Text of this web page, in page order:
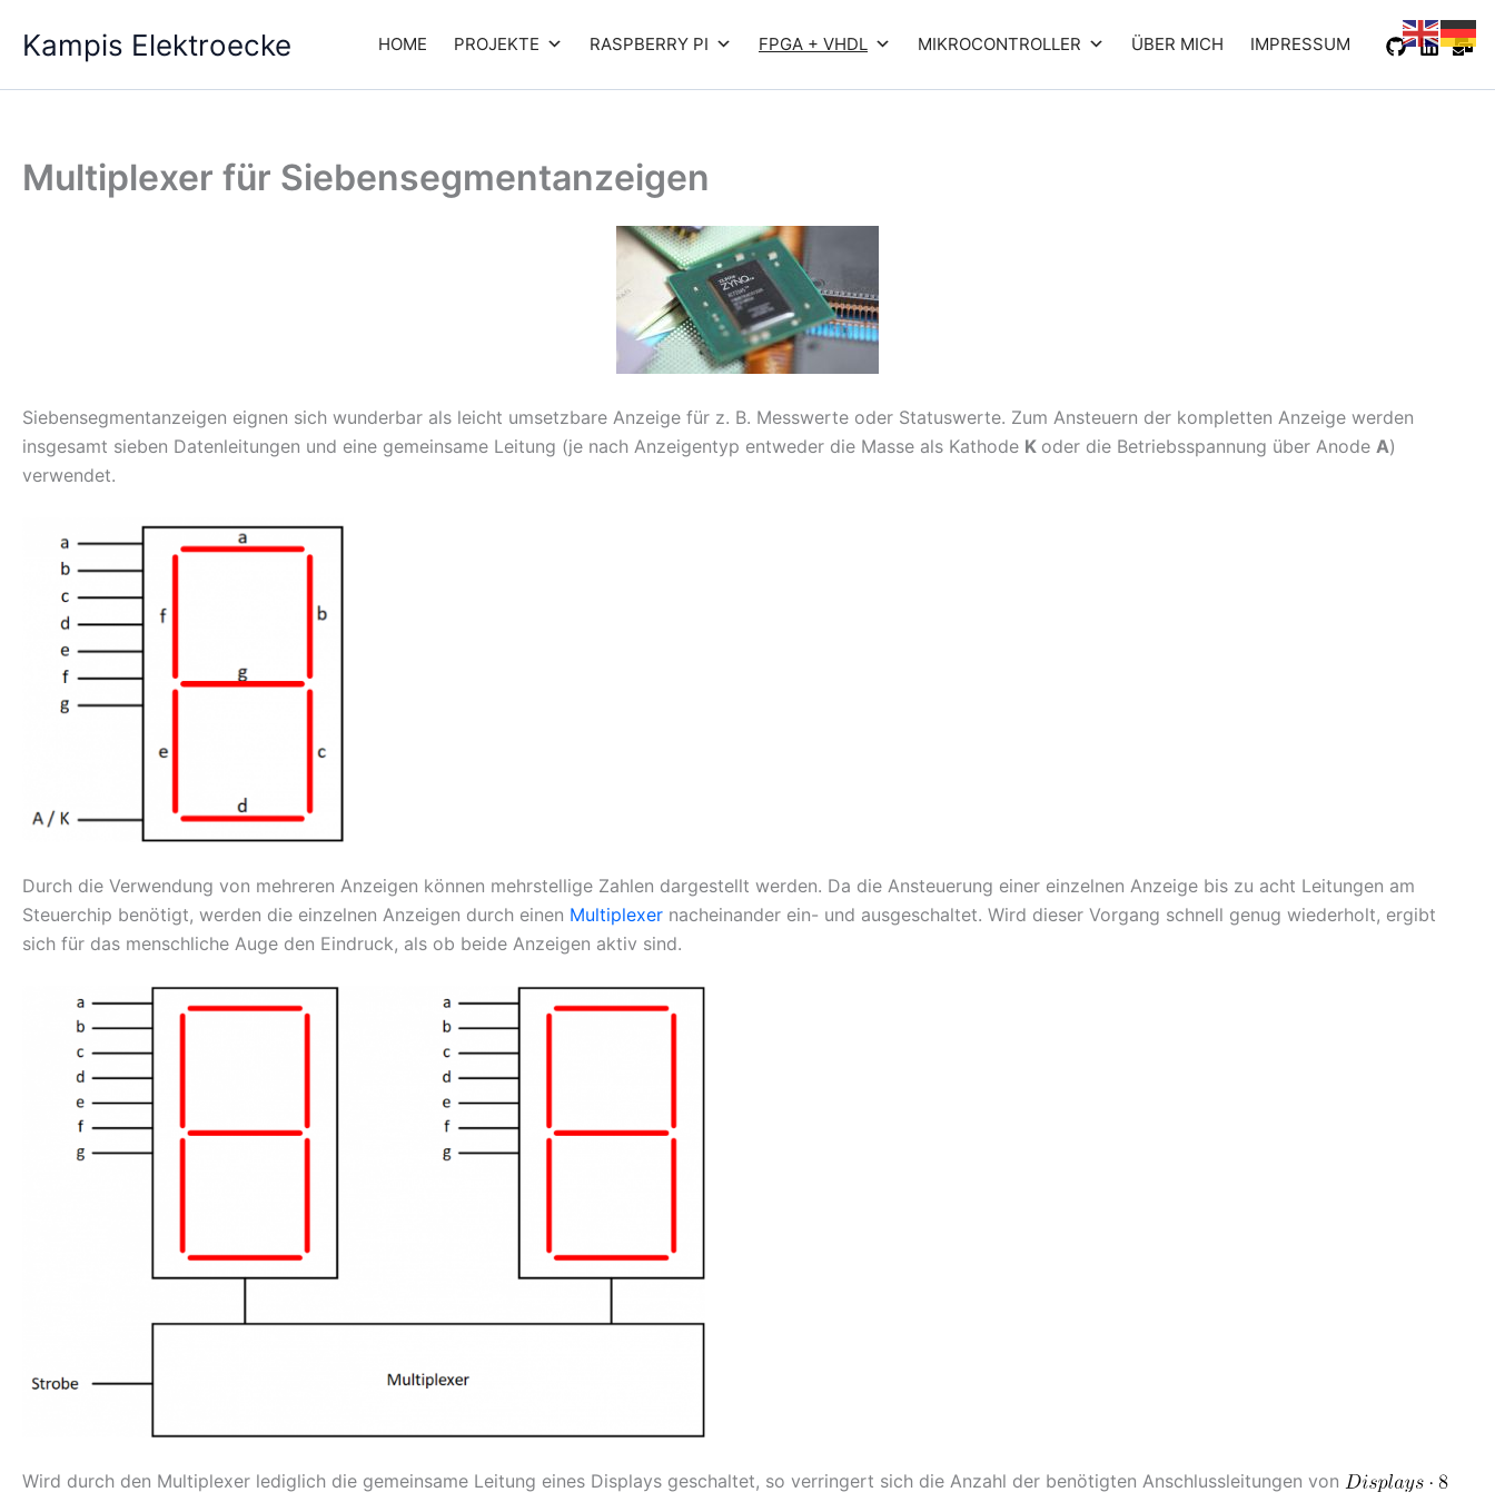
InhaltKampis Elektroecke HOME PROJEKTE RASPBERRY PI FPGA + VHDL MIKROCONTROLLER ÜBER MICH IMPRESSUM
Multiplexer für Siebensegmentanzeigen
Siebensegmentanzeigen eignen sich wunderbar als leicht umsetzbare Anzeige für z. B. Messwerte oder Statuswerte. Zum Ansteuern der kompletten Anzeige werden
insgesamt sieben Datenleitungen und eine gemeinsame Leitung (je nach Anzeigentyp entweder die Masse als Kathode K oder die Betriebsspannung über Anode A)
verwendet.
Durch die Verwendung von mehreren Anzeigen können mehrstellige Zahlen dargestellt werden. Da die Ansteuerung einer einzelnen Anzeige bis zu acht Leitungen am
Steuerchip benötigt, werden die einzelnen Anzeigen durch einen Multiplexer nacheinander ein- und ausgeschaltet. Wird dieser Vorgang schnell genug wiederholt, ergibt
sich für das menschliche Auge den Eindruck, als ob beide Anzeigen aktiv sind.
Wird durch den Multiplexer lediglich die gemeinsame Leitung eines Displays geschaltet, so verringert sich die Anzahl der benötigten Anschlussleitungen von